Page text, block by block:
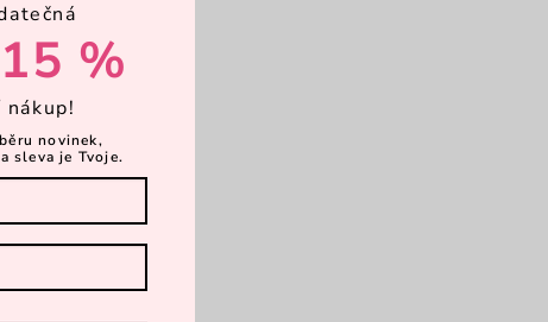
%
novinek,
sleva je Tvoje.